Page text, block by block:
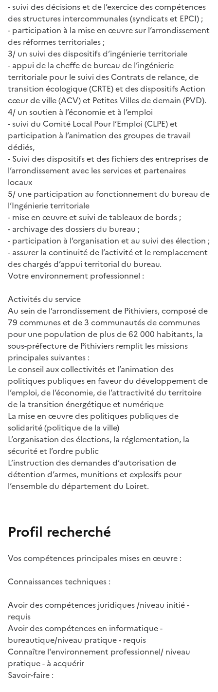
- suivi des décisions et de l’exercice des compétences
des structures intercommunales (syndicats et EPCI) ;
- participation à la mise en œuvre sur l’arrondissement
des réformes territoriales ;
3/ un suivi des dispositifs d’ingénierie territoriale
- appui de la cheffe de bureau de l’ingénierie
territoriale pour le suivi des Contrats de relance, de
transition écologique (CRTE) et des dispositifs Action
cœur de ville (ACV) et Petites Villes de demain (PVD).
4/ un soutien à l’économie et à l’emploi
- suivi du Comité Local Pour l’Emploi (CLPE) et
participation à l’animation des groupes de travail
dédiés,
- Suivi des dispositifs et des fichiers des entreprises de
l’arrondissement avec les services et partenaires
locaux
5/ une participation au fonctionnement du bureau de
l’Ingénierie territoriale
- mise en œuvre et suivi de tableaux de bords ;
- archivage des dossiers du bureau ;
- participation à l’organisation et au suivi des élection ;
- assurer la continuité de l’activité et le remplacement
des chargés d’appui territorial du bureau.
Votre environnement professionnel :
Activités du service
Au sein de l’arrondissement de Pithiviers, composé de
79 communes et de 3 communautés de communes
pour une population de plus de 62 000 habitants, la
sous-préfecture de Pithiviers remplit les missions
principales suivantes :
Le conseil aux collectivités et l’animation des
politiques publiques en faveur du développement de
l’emploi, de l’économie, de l’attractivité du territoire
de la transition énergétique et numérique
La mise en œuvre des politiques publiques de
solidarité (politique de la ville)
L’organisation des élections, la réglementation, la
sécurité et l’ordre public
L’instruction des demandes d’autorisation de
détention d’armes, munitions et explosifs pour
l’ensemble du département du Loiret.
Profil recherché
Vos compétences principales mises en œuvre :
Connaissances techniques :
Avoir des compétences juridiques /niveau initié -
requis
Avoir des compétences en informatique -
bureautique/niveau pratique - requis
Connaître l'environnement professionnel/ niveau
pratique - à acquérir
Savoir-faire :